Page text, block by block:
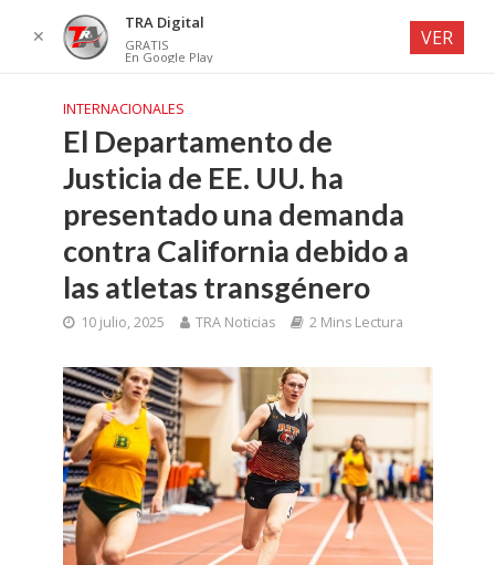
INTERNACIONALES
El Departamento de
Justicia de EE. UU. ha
presentado una demanda
contra California debido a
las atletas transgénero
10 julio, 2025 TRA Noticias 2 Mins Lectura
✕
TRA Digital
GRATIS
En Google Play
VER